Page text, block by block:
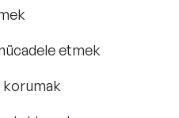
etmek
korumak